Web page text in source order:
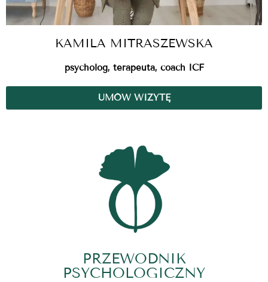
KAMILA MITRASZEWSKA
psycholog, terapeuta, coach ICF
UMÓW WIZYTĘ
PRZEWODNIK
PSYCHOLOGICZNY